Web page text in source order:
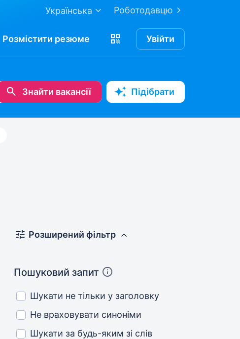
Роботодавцю
Українська
Розмістити резюме Увійти
Знайти вакансії Підібрати
Розширений фільтр
Пошуковий запит
Шукати не тільки у заголовку
Не враховувати синоніми
Шукати за будь-яким зі слів